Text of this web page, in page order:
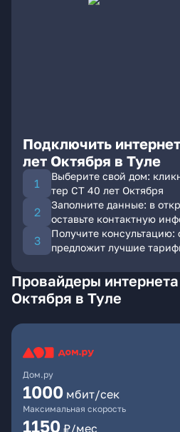
Подключить
лет Октября в Туле
Выберите свой дом:
тер СТ 40 лет Октября
Заполните данные: в
оставьте контактную
Получите консультацию:
предложит лучшие
Провайдеры
Октября в Туле
Дом.ру
1000 мбит/сек
Максимальная скорость
1150 ₽/мес